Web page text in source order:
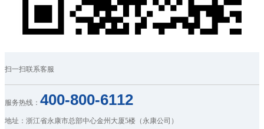
扫一扫联系客服
服务热线： 400-800-6112
地址：浙江省永康市总部中心金州大厦5楼（永康公司）